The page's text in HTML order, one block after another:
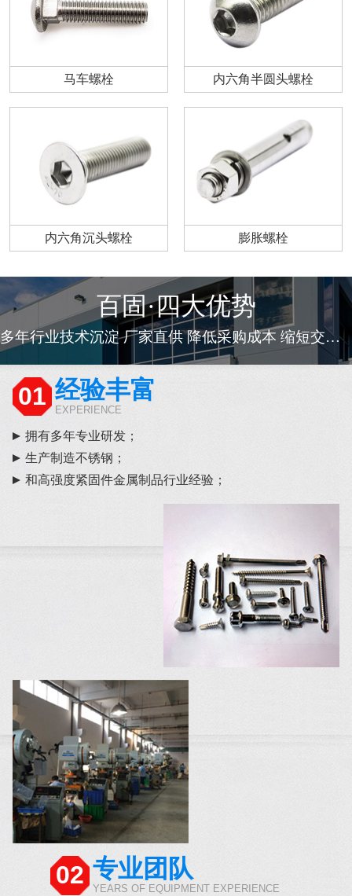
马车螺栓 内六角半圆头螺栓
内六角沉头螺栓 膨胀螺栓
百固·四大优势
多年行业技术沉淀 厂家直供 降低采购成本 缩短交货周期
01 经验丰富
EXPERIENCE
拥有多年专业研发；
生产制造不锈钢；
和高强度紧固件金属制品行业经验；
02 专业团队
YEARS OF EQUIPMENT EXPERIENCE